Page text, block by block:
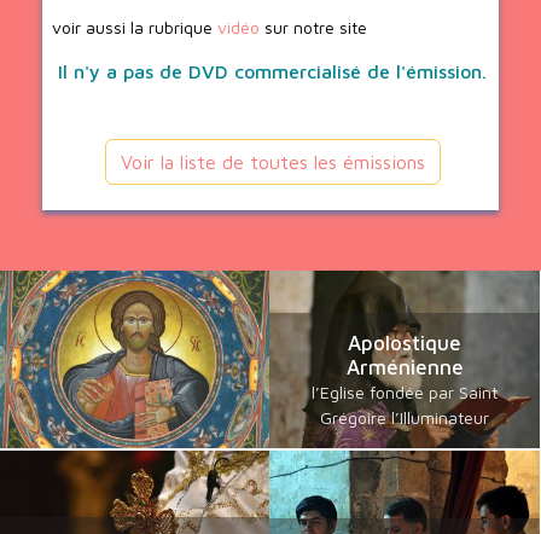
voir aussi la rubrique vidéo sur notre site
Il n'y a pas de DVD commercialisé de l'émission.
Voir la liste de toutes les émissions
Apolostique
Arménienne
l’Eglise fondée par Saint
Grégoire l’Illuminateur